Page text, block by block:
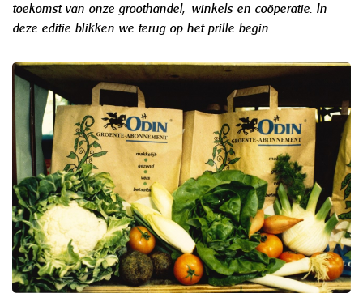
toekomst van onze groothandel, winkels en coöperatie. In
deze editie blikken we terug op het prille begin.